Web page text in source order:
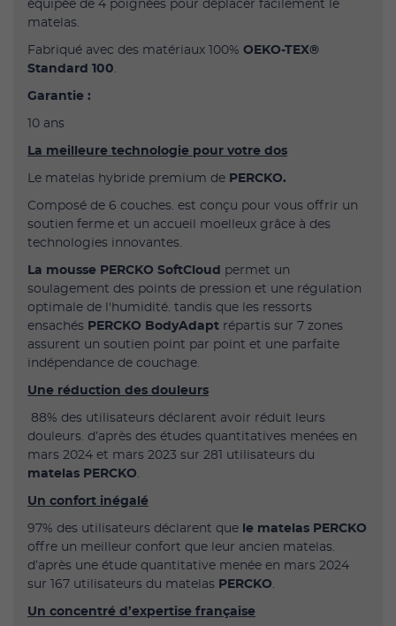
équipée de 4 poignées pour déplacer facilement le
matelas.
Fabriqué avec des matériaux 100% OEKO-TEX®
Standard 100.
Garantie :
10 ans
La meilleure technologie pour votre dos
Le matelas hybride premium de PERCKO.
Composé de 6 couches. est conçu pour vous offrir un
soutien ferme et un accueil moelleux grâce à des
technologies innovantes.
La mousse PERCKO SoftCloud permet un
soulagement des points de pression et une régulation
optimale de l'humidité. tandis que les ressorts
ensachés PERCKO BodyAdapt répartis sur 7 zones
assurent un soutien point par point et une parfaite
indépendance de couchage.
Une réduction des douleurs
88% des utilisateurs déclarent avoir réduit leurs
douleurs. d’après des études quantitatives menées en
mars 2024 et mars 2023 sur 281 utilisateurs du
matelas PERCKO.
Un confort inégalé
97% des utilisateurs déclarent que le matelas PERCKO
offre un meilleur confort que leur ancien matelas.
d’après une étude quantitative menée en mars 2024
sur 167 utilisateurs du matelas PERCKO.
Un concentré d’expertise française